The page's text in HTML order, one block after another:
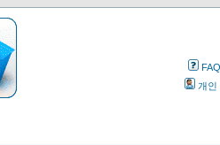
FAQ
개인